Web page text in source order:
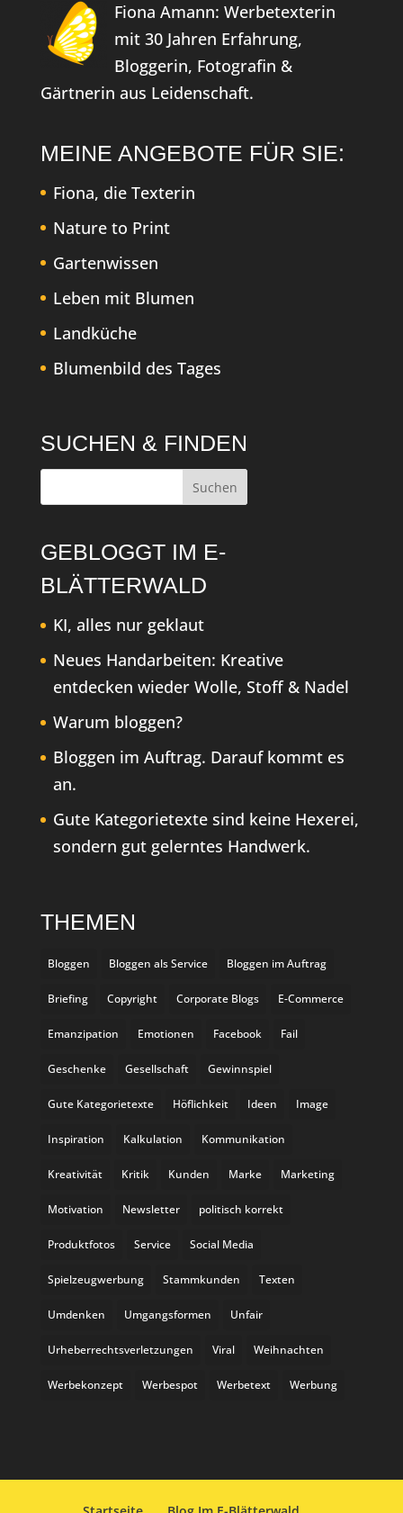
Fiona Amann: Werbetexterin
mit 30 Jahren Erfahrung,
Bloggerin, Fotografin &
Gärtnerin aus Leidenschaft.
MEINE ANGEBOTE FÜR SIE:
Fiona, die Texterin
Nature to Print
Gartenwissen
Leben mit Blumen
Landküche
Blumenbild des Tages
SUCHEN & FINDEN
GEBLOGGT IM E-
BLÄTTERWALD
KI, alles nur geklaut
Neues Handarbeiten: Kreative
entdecken wieder Wolle, Stoff & Nadel
Warum bloggen?
Bloggen im Auftrag. Darauf kommt es
an.
Gute Kategorietexte sind keine Hexerei,
sondern gut gelerntes Handwerk.
THEMEN
Bloggen Bloggen als Service Bloggen im Auftrag
Briefing Copyright Corporate Blogs E-Commerce
Emanzipation Emotionen Facebook Fail
Geschenke Gesellschaft Gewinnspiel
Gute Kategorietexte Höflichkeit Ideen Image
Inspiration Kalkulation Kommunikation
Kreativität Kritik Kunden Marke Marketing
Motivation Newsletter politisch korrekt
Produktfotos Service Social Media
Spielzeugwerbung Stammkunden Texten
Umdenken Umgangsformen Unfair
Urheberrechtsverletzungen Viral Weihnachten
Werbekonzept Werbespot Werbetext Werbung